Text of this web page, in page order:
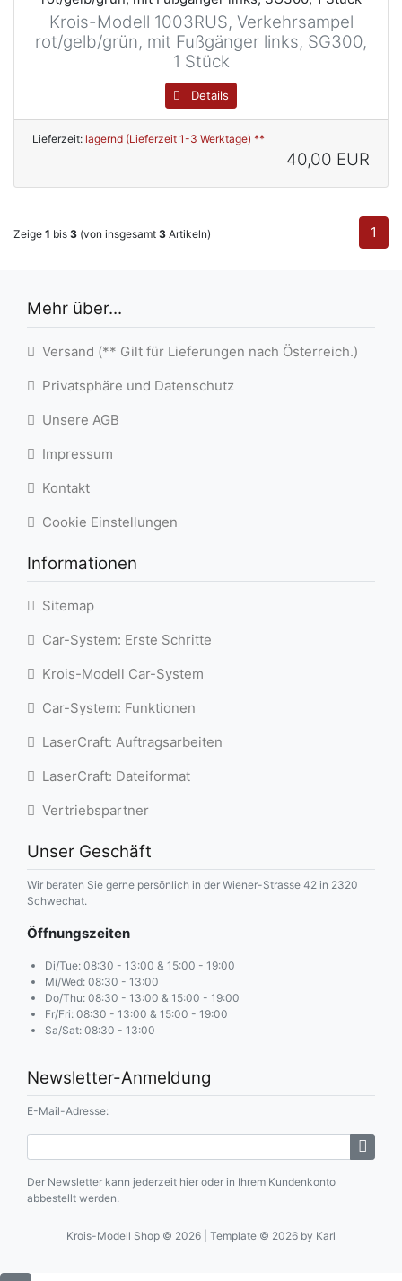
Krois-Modell 1003RUS, Verkehrsampel
rot/gelb/grün, mit Fußgänger links, SG300,
1 Stück
Details
Lieferzeit: lagernd (Lieferzeit 1-3 Werktage) **
40,00 EUR
Zeige 1 bis 3 (von insgesamt 3 Artikeln) 1
Mehr über...
Versand (** Gilt für Lieferungen nach Österreich.)
Privatsphäre und Datenschutz
Unsere AGB
Impressum
Kontakt
Cookie Einstellungen
Informationen
Sitemap
Car-System: Erste Schritte
Krois-Modell Car-System
Car-System: Funktionen
LaserCraft: Auftragsarbeiten
LaserCraft: Dateiformat
Vertriebspartner
Unser Geschäft
Wir beraten Sie gerne persönlich in der Wiener-Strasse 42 in 2320
Schwechat.
Öffnungszeiten
Di/Tue: 08:30 - 13:00 & 15:00 - 19:00
Mi/Wed: 08:30 - 13:00
Do/Thu: 08:30 - 13:00 & 15:00 - 19:00
Fr/Fri: 08:30 - 13:00 & 15:00 - 19:00
Sa/Sat: 08:30 - 13:00
Newsletter-Anmeldung
E-Mail-Adresse:
Der Newsletter kann jederzeit hier oder in Ihrem Kundenkonto
abbestellt werden.
Krois-Modell Shop © 2026 | Template © 2026 by Karl